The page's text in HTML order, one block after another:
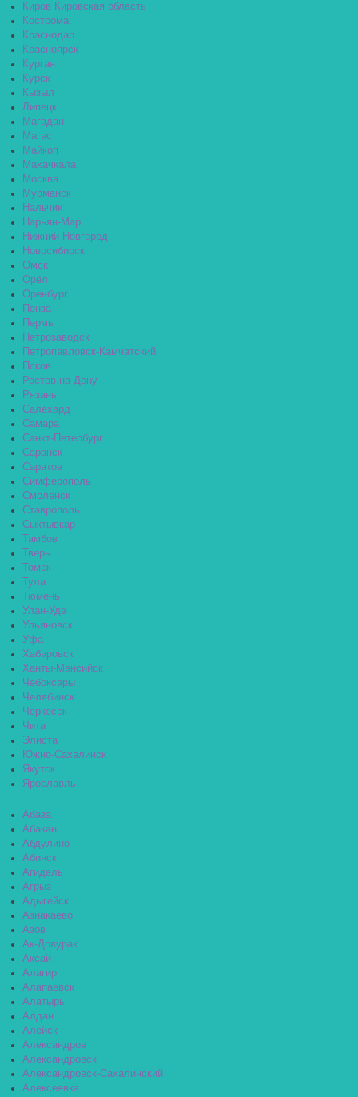
Киров Кировская область
Кострома
Краснодар
Красноярск
Курган
Курск
Кызыл
Липецк
Магадан
Магас
Майкоп
Махачкала
Москва
Мурманск
Нальчик
Нарьян-Мар
Нижний Новгород
Новосибирск
Омск
Орёл
Оренбург
Пенза
Пермь
Петрозаводск
Петропавловск-Камчатский
Псков
Ростов-на-Дону
Рязань
Салехард
Самара
Санкт-Петербург
Саранск
Саратов
Симферополь
Смоленск
Ставрополь
Сыктывкар
Тамбов
Тверь
Томск
Тула
Тюмень
Улан-Удэ
Ульяновск
Уфа
Хабаровск
Ханты-Мансийск
Чебоксары
Челябинск
Черкесск
Чита
Элиста
Южно-Сахалинск
Якутск
Ярославль
Абаза
Абакан
Абдулино
Абинск
Агидель
Агрыз
Адыгейск
Азнакаево
Азов
Ак-Довурак
Аксай
Алагир
Алапаевск
Алатырь
Алдан
Алейск
Александров
Александровск
Александровск-Сахалинский
Алексеевка